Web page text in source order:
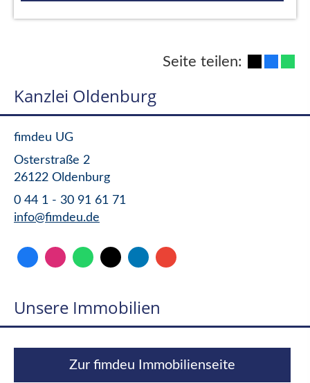
Seite teilen:
Kanzlei Oldenburg
fimdeu UG
Osterstraße 2
26122 Oldenburg
0 44 1 - 30 91 61 71
info@fimdeu.de
Unsere Immobilien
Zur fimdeu Immobilienseite